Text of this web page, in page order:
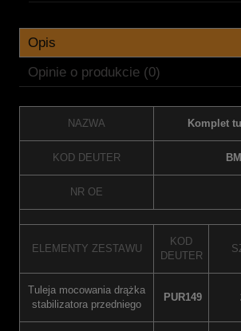
Opis
Opinie o produkcie (0)
NAZWA Komplet
KOD DEUTER
NR OE
ELEMENTY ZESTAWU
KOD
DEUTER
Tuleja mocowania drążka
stabilizatora przedniego
PUR149